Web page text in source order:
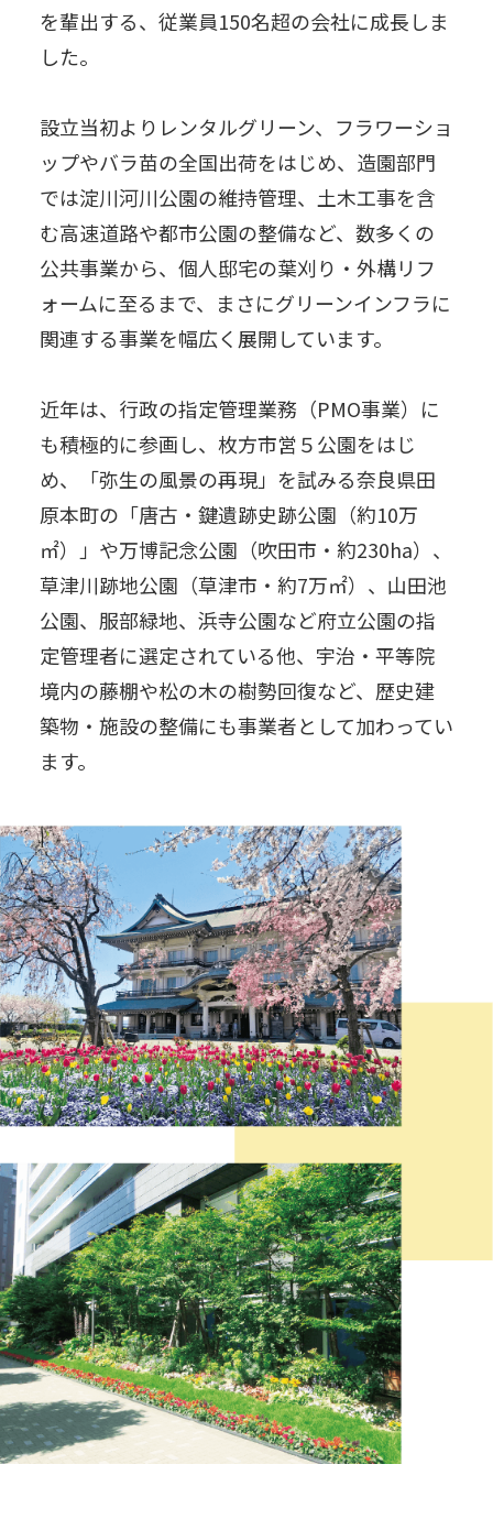
を輩出する、従業員150名超の会社に成長しま
した。
設立当初よりレンタルグリーン、フラワーショ
ップやバラ苗の全国出荷をはじめ、造園部門
では淀川河川公園の維持管理、土木工事を含
む高速道路や都市公園の整備など、数多くの
公共事業から、個人邸宅の葉刈り・外構リフ
ォームに至るまで、まさにグリーンインフラに
関連する事業を幅広く展開しています。
近年は、行政の指定管理業務（PMO事業）に
も積極的に参画し、枚方市営５公園をはじ
め、「弥生の風景の再現」を試みる奈良県田
原本町の「唐古・鍵遺跡史跡公園（約10万
㎡）」や万博記念公園（吹田市・約230ha）、
草津川跡地公園（草津市・約7万㎡）、山田池
公園、服部緑地、浜寺公園など府立公園の指
定管理者に選定されている他、宇治・平等院
境内の藤棚や松の木の樹勢回復など、歴史建
築物・施設の整備にも事業者として加わってい
ます。